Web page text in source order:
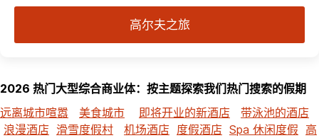
高尔夫之旅
2026 热门大型综合商业体：按主题探索我们热门搜索的假期
远离城市喧嚣
美食城市 即将开业的新酒店
带泳池的酒店
浪漫酒店 滑雪度假村 机场酒店 度假酒店 Spa 休闲度假 高